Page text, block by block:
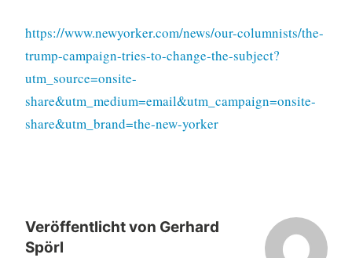
https://www.newyorker.com/news/our-columnists/the-
trump-campaign-tries-to-change-the-subject?
utm_source=onsite-
share&utm_medium=email&utm_campaign=onsite-
share&utm_brand=the-new-yorker
Veröffentlicht von Gerhard
Spörl